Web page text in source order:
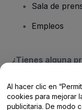
Sala de
Empleos
¿Tienes alguna
Centro de
Al hacer clic en
cookies para mejorar
publicitaria. De modo